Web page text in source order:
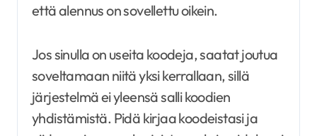
että alennus on sovellettu oikein.
Jos sinulla on useita koodeja, saatat joutua
soveltamaan niitä yksi kerrallaan, sillä
järjestelmä ei yleensä salli koodien
yhdistämistä. Pidä kirjaa koodeistasi ja